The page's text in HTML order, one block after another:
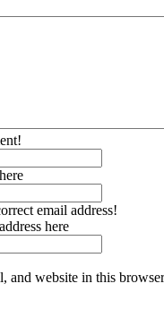
email address!
here
and website in this